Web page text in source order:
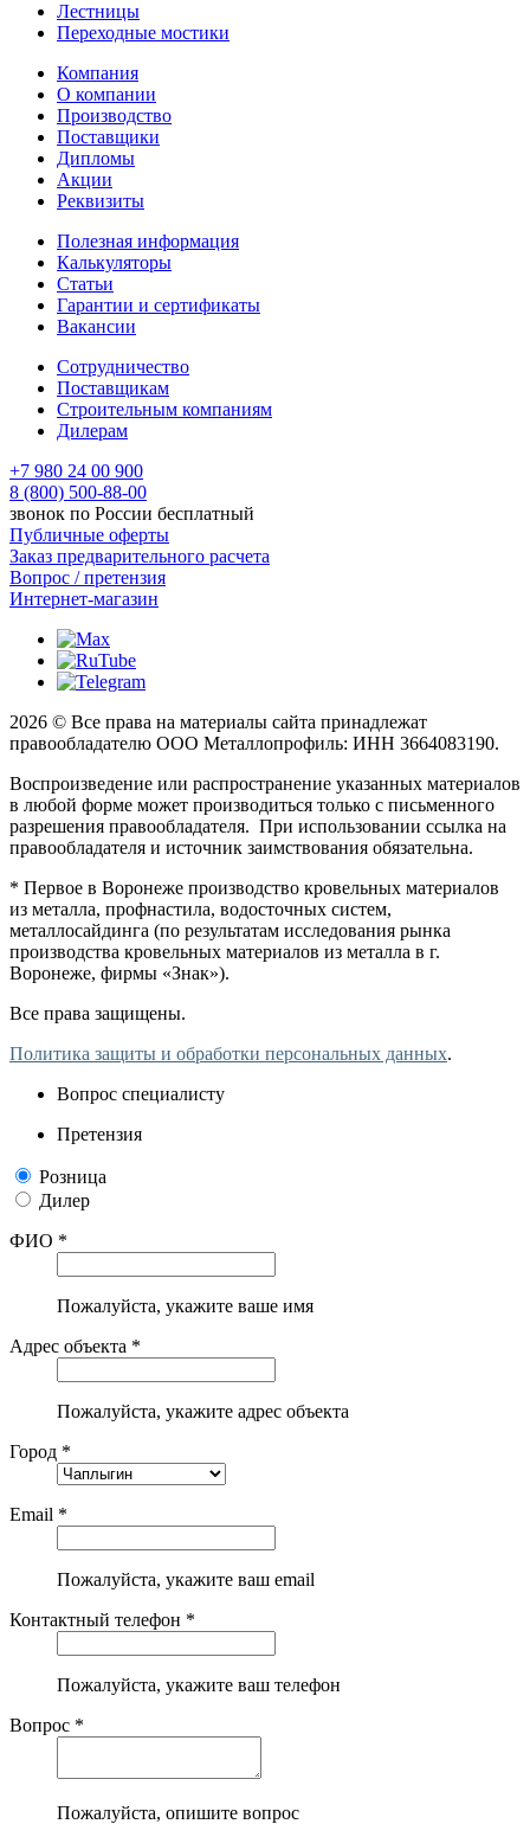
Лестницы
Переходные мостики
Компания
О компании
Производство
Поставщики
Дипломы
Акции
Реквизиты
Полезная информация
Калькуляторы
Статьи
Гарантии и сертификаты
Вакансии
Сотрудничество
Поставщикам
Строительным компаниям
Дилерам
+7 980 24 00 900
8 (800) 500-88-00
звонок по России бесплатный
Публичные оферты
Заказ предварительного расчета
Вопрос / претензия
Интернет-магазин
2026 © Все права на материалы сайта принадлежат
правообладателю ООО Металлопрофиль: ИНН 3664083190.
Воспроизведение или распространение указанных материалов
в любой форме может производиться только с письменного
разрешения правообладателя. При использовании ссылка на
правообладателя и источник заимствования обязательна.
* Первое в Воронеже производство кровельных материалов
из металла, профнастила, водосточных систем,
металлосайдинга (по результатам исследования рынка
производства кровельных материалов из металла в г.
Воронеже, фирмы «Знак»).
Все права защищены.
Политика защиты и обработки персональных данных.
Вопрос специалисту
Претензия
Розница
Дилер
ФИО *
Пожалуйста, укажите ваше имя
Адрес объекта *
Пожалуйста, укажите адрес объекта
Город *
Email *
Пожалуйста, укажите ваш email
Контактный телефон *
Пожалуйста, укажите ваш телефон
Вопрос *
Пожалуйста, опишите вопрос